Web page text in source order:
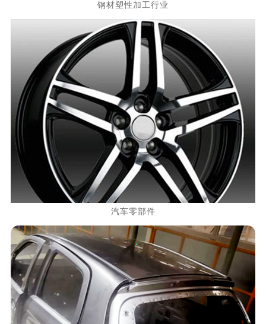
钢材塑性加工行业
汽车零部件